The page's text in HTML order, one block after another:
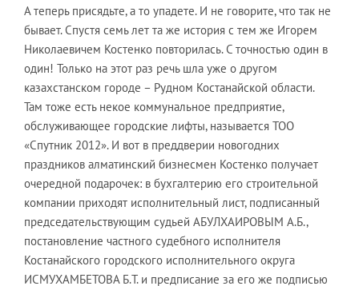
А теперь присядьте, а то упадете. И не говорите, что так не
бывает. Спустя семь лет та же история с тем же Игорем
Николаевичем Костенко повторилась. С точностью один в
один! Только на этот раз речь шла уже о другом
казахстанском городе – Рудном Костанайской области.
Там тоже есть некое коммунальное предприятие,
обслуживающее городские лифты, называется ТОО
«Спутник 2012». И вот в преддверии новогодних
праздников алматинский бизнесмен Костенко получает
очередной подарочек: в бухгалтерию его строительной
компании приходят исполнительный лист, подписанный
председательствующим судьей АБУЛХАИРОВЫМ А.Б.,
постановление частного судебного исполнителя
Костанайского городского исполнительного округа
ИСМУХАМБЕТОВА Б.Т. и предписание за его же подписью